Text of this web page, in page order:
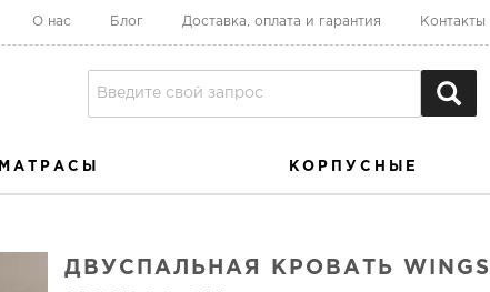
О нас Блог Доставка, оплата и гарантия Контакты
МАТРАСЫ КОРПУСНЫЕ
ДВУСПАЛЬНАЯ КРОВАТЬ WINGS